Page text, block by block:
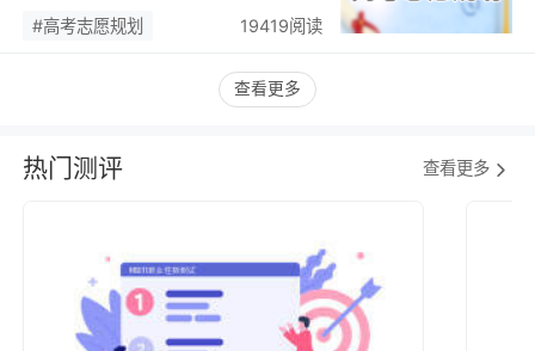
潮，藏着职业规划新逻辑…
#高考志愿规划 19419阅读
查看更多
热门测评 查看更多